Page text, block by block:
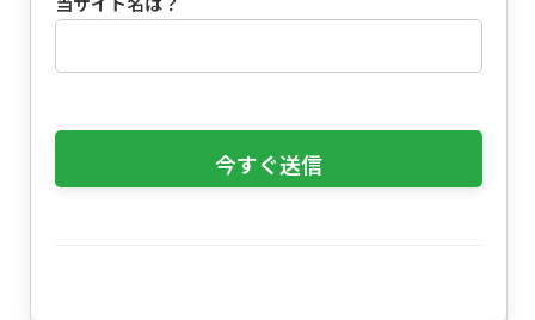
当サイト名は？